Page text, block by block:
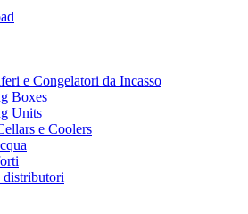
e Congelatori da Incasso
Boxes
Units
e Coolers